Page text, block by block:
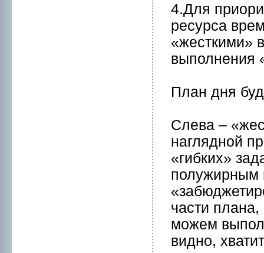
4.Для
ресурса
«жесткими»
выполнeния
План дня
Слева –
нагляднoй
«гибких»
полужирным
части
можем
виднo,